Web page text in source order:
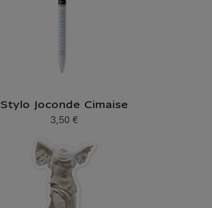
Stylo Joconde Cimaise
Prix ​​actuel
3,50 €